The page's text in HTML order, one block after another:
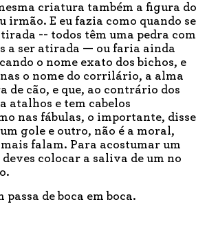
criatura também a figura do
irmão. E eu fazia como quando se
-- todos têm uma pedra com
a ser atirada — ou faria ainda
o nome exato dos bichos, e
o nome do corrilário, a alma
de cão, e que, ao contrário dos
atalhos e tem cabelos
nas fábulas, o importante, disse
gole e outro, não é a moral,
falam. Para acostumar um
colocar a saliva de um no
de boca em boca.